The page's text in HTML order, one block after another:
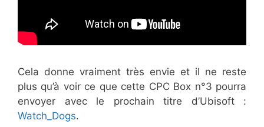
Cela donne vraiment très envie et il ne reste
plus qu’à voir ce que cette CPC Box n°3 pourra
envoyer avec le prochain titre d’Ubisoft :
Watch_Dogs.